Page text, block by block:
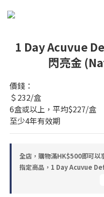
1 Day Acuvue
閃亮金
價錢：
＄232/盒
6盒或以上，平均$227/盒
至少4年有效期
全店，購物滿HK$500即可以
指定商品，1 Day Acuvue